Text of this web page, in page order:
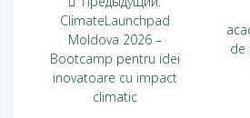
ClimateLaunchpad
Moldova 2026 –
Bootcamp pentru idei
inovatoare cu impact
climatic
de